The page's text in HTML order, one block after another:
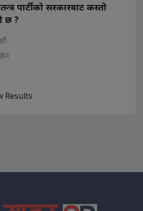
पार्टीको सरकारबाट कस्तो
छ ?
Results